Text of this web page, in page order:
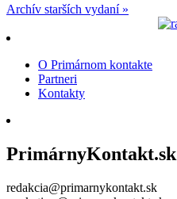
Archív starších vydaní »
O Primárnom kontakte
Partneri
Kontakty
PrimárnyKontakt.sk
redakcia@primarnykontakt.sk